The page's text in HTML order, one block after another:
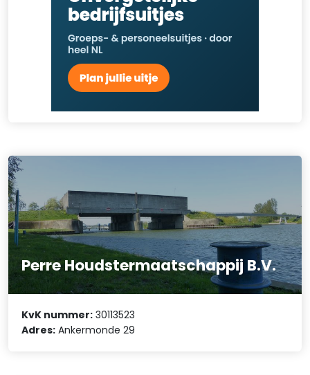
Perre Houdstermaatschappij B.V.
KvK nummer: 30113523
Adres: Ankermonde 29